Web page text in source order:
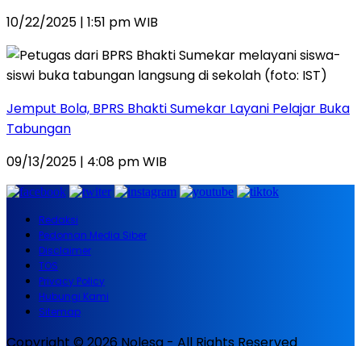
10/22/2025 | 1:51 pm WIB
Jemput Bola, BPRS Bhakti Sumekar Layani Pelajar Buka
Tabungan
09/13/2025 | 4:08 pm WIB
Redaksi
Pedoman Media Siber
Disclaimer
TOS
Privacy Policy
Hubungi Kami
Sitemap